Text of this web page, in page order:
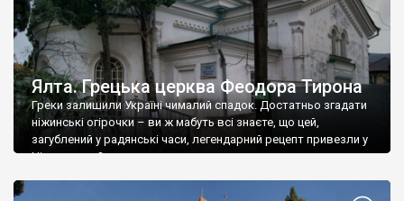
Ялта. Грецька церква Феодора Тирона
Греки залишили Україні чималий спадок. Достатньо згадати
ніжинські огірочки – ви ж мабуть всі знаєте, що цей,
загублений у радянські часи, легендарний рецепт привезли у
Ніжин греки?